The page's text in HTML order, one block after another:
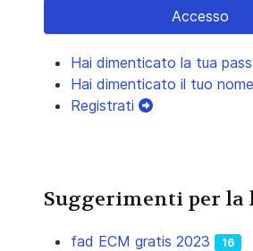
Accesso
Hai dimenticato la tua
Hai dimenticato il tuo
Registrati
Suggerimenti per la
fad ECM gratis 2023 16